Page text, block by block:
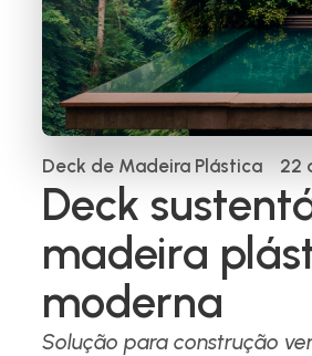
Deck de Madeira Plástica 22
Deck
madeira
moderna
Solução para construção